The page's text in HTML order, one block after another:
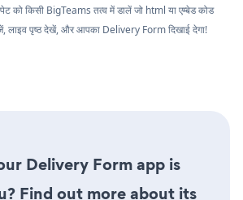
को किसी BigTeams तत्व में डालें जो html या एम्बेड कोड
लाइव पृष्ठ देखें, और आपका Delivery Form दिखाई देगा!
Delivery Form app is
Find out more about its